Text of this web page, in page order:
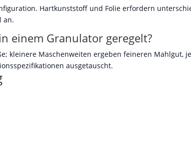
Hartkunststoff und Folie erfordern
an.
einem Granulator geregelt?
kleinere Maschenweiten ergeben feineren Mahlgut,
ausgetauscht.